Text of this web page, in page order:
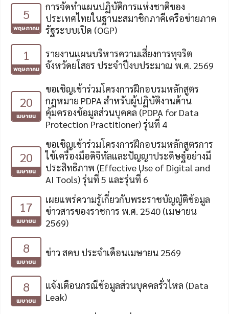
5
พฤษภาคม
การจัดทำแผนปฏิบัติการแห่งชาติของ
ประเทศไทยในฐานะสมาชิกภาคีเครือข่ายภาค
รัฐระบบเปิด (OGP)
1
พฤษภาคม
รายงานแผนบริหารความเสี่ยงการทุจริต
จังหวัดยโสธร ประจำปีงบประมาณ พ.ศ. 2569
20
เมษายน
ขอเชิญเข้าร่วมโครงการฝึกอบรมหลักสูตร
กฎหมาย PDPA สำหรับผู้ปฏิบัติงานด้าน
คุ้มครองข้อมูลส่วนบุคคล (PDPA for Data
Protection Practitioner) รุ่นที่ 4
20
เมษายน
ขอเชิญเข้าร่วมโครงการฝึกอบรมหลักสูตรการ
ใช้เครื่องมือดิจิทัลและปัญญาประดิษฐ์อย่างมี
ประสิทธิภาพ (Effective Use of Digital and
AI Tools) รุ่นที่ 5 และรุ่นที่ 6
17
เมษายน
เผยแพร่ความรู้เกี่ยวกับพระราชบัญญัติข้อมูล
ข่าวสารของราชการ พ.ศ. 2540 (เมษายน
2569)
8
เมษายน
ข่าว สคบ ประจำเดือนเมษายน 2569
8
เมษายน
แจ้งเตือนกรณีข้อมูลส่วนบุคคลรั่วไหล (Data
Leak)